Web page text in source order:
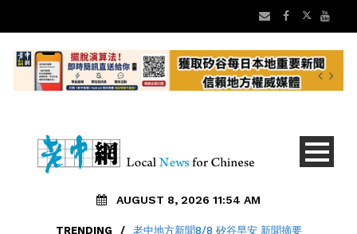
AUGUST 8, 2026 11:54 AM
TRENDING / 老中地方新聞8/8 矽谷早安 新聞摘要